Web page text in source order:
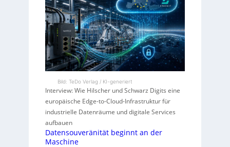
Bild: TeDo Verlag / KI-generiert
Interview: Wie Hilscher und Schwarz Digits eine
europäische Edge-to-Cloud-Infrastruktur für
industrielle Datenräume und digitale Services
aufbauen
Datensouveränität beginnt an der
Maschine